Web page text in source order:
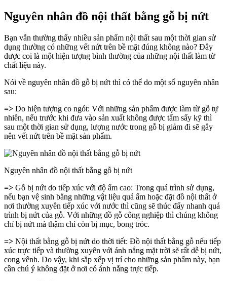
Nguyên nhân đồ nội thất bằng gỗ bị nứt
Bạn vẫn thường thấy nhiều sản phẩm nội thất sau một thời gian sử
dụng thường có những vết nứt trên bề mặt đúng không nào? Đây
được coi là một hiện tượng bình thường của những nội thất làm từ
chất liệu này.
Nói về nguyên nhân đồ gỗ bị nứt thì có thể do một số nguyên nhân
sau:
=> Do hiện tượng co ngót: Với những sản phẩm được làm từ gỗ tự
nhiên, nếu trước khi đưa vào sản xuất không được tẩm sấy kỹ thì
sau một thời gian sử dụng, lượng nước trong gỗ bị giảm đi sẽ gây
nên vết nứt trên bề mặt sản phẩm.
Nguyên nhân đồ nội thất bằng gỗ bị nứt
=> Gỗ bị nứt do tiếp xúc với độ ẩm cao: Trong quá trình sử dụng,
nếu bạn vệ sinh bằng những vật liệu quá ẩm hoặc đặt đồ nội thất ở
nơi thường xuyên tiếp xúc với nước thì cũng sẽ thúc đẩy nhanh quá
trình bị nứt của gỗ. Với những đồ gỗ công nghiệp thì chúng không
chỉ bị nứt mà thậm chí còn bị mục, bong tróc.
=> Nội thất bằng gỗ bị nứt do thời tiết: Đồ nội thất bằng gỗ nếu tiếp
xúc trực tiếp và thường xuyên với ánh nắng mặt trời sẽ rất dễ bị nứt,
cong vênh. Do vậy, khi sắp xếp vị trí cho những sản phẩm này, bạn
cần chú ý không đặt ở nơi có ánh nắng trực tiếp.